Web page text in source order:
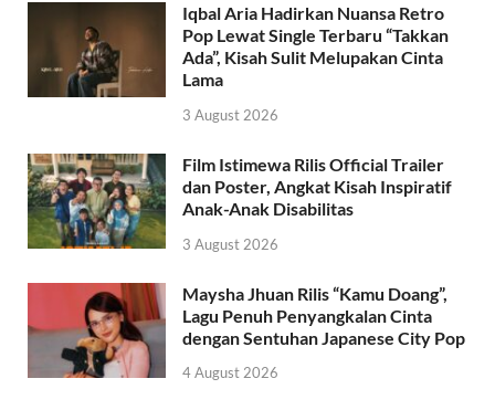
Iqbal Aria Hadirkan Nuansa Retro
Pop Lewat Single Terbaru “Takkan
Ada”, Kisah Sulit Melupakan Cinta
Lama
3 August 2026
Film Istimewa Rilis Official Trailer
dan Poster, Angkat Kisah Inspiratif
Anak-Anak Disabilitas
3 August 2026
Maysha Jhuan Rilis “Kamu Doang”,
Lagu Penuh Penyangkalan Cinta
dengan Sentuhan Japanese City Pop
4 August 2026